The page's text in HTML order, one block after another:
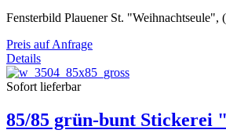
Fensterbild Plauener St. "Weihnachtseule",
Preis auf Anfrage
Details
Sofort lieferbar
85/85 grün-bunt Stickerei